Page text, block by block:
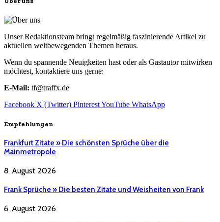
Unser Redaktionsteam bringt regelmäßig faszinierende Artikel zu
aktuellen weltbewegenden Themen heraus.
Wenn du spannende Neuigkeiten hast oder als Gastautor mitwirken
möchtest, kontaktiere uns gerne:
E-Mail: tf@traffx.de
Facebook X (Twitter) PinterestYouTube WhatsApp
Empfehlungen
Frankfurt Zitate » Die schönsten Sprüche über die
Mainmetropole
8. August 2026
Frank Sprüche » Die besten Zitate und Weisheiten von Frank
6. August 2026